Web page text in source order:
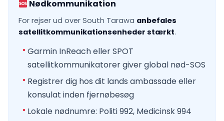
Nødkommunikation
For rejser ud over South Tarawa anbefales
satellitkommunikationsenheder stærkt.
Garmin InReach eller SPOT
satellitkommunikatorer giver global nød-SOS
Registrer dig hos dit lands ambassade eller
konsulat inden fjernøbesøg
Lokale nødnumre: Politi 992, Medicinsk 994